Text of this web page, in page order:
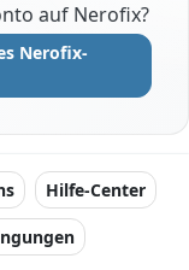
auf Nerofix?
Nerofix-
Hilfe-Center